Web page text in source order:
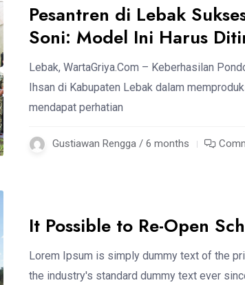
Pesantren di Lebak
Soni: Model Ini Harus
Lebak, WartaGriya.Com – Keberhasilan
Ihsan di Kabupaten Lebak dalam
mendapat perhatian
Gustiawan Rengga / 6 months
It Possible to Re-Open
Lorem Ipsum is simply dummy text of the
the industry's standard dummy text ever